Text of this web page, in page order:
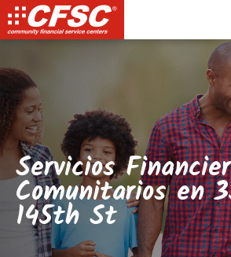
Servicios
Comunitarios en
145th St